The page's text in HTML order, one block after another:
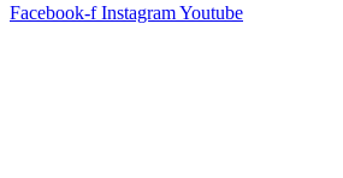
Facebook-f InstagramYoutube